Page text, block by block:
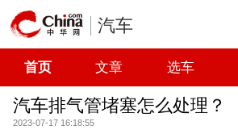
汽车
首页 文章 选车
汽车排气管堵塞怎么处理？
2023-07-17 16:18:55